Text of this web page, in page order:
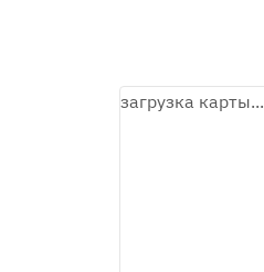
загрузка карты...